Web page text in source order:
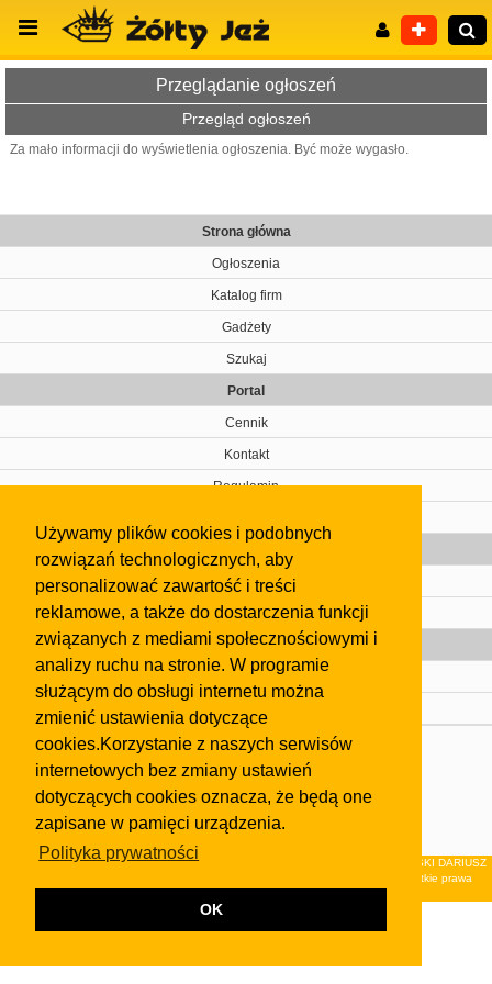
Używamy plików cookies i podobnych
rozwiązań technologicznych, aby
personalizować zawartość i treści
reklamowe, a także do dostarczenia funkcji
związanych z mediami społecznościowymi i
analizy ruchu na stronie. W programie
służącym do obsługi internetu można
zmienić ustawienia dotyczące
cookies.Korzystanie z naszych serwisów
internetowych bez zmiany ustawień
dotyczących cookies oznacza, że będą one
zapisane w pamięci urządzenia.
Polityka prywatności
OK
Przeglądanie ogłoszeń
Przegląd ogłoszeń
Za mało informacji do wyświetlenia ogłoszenia. Być może wygasło.
Strona główna
Ogłoszenia
Katalog firm
Gadżety
Szukaj
Portal
Cennik
Kontakt
Regulamin
Gazeta
Olkusz
Kontakt
Strefa dla biznesu
Biura nieruchomości
Dealerzy i autokomisy
Skontaktuj się z nami
regulaminuiPolityki Prywatności.
Klauzula FB
© 2026Wydawnictwo NEON sp. z o.o. (dawniej: FIRMA NEON MAREK KLUCZEWSKI DARIUSZ
KRAWCZYK s.c.) z siedzibą w Olkuszu, ul.Żuradzka 15, 32-300 Olkusz . Wszystkie prawa